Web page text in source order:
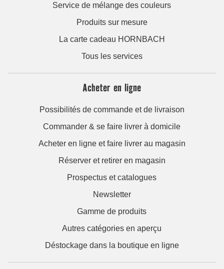
Service de mélange des couleurs
Produits sur mesure
La carte cadeau HORNBACH
Tous les services
Acheter en ligne
Possibilités de commande et de livraison
Commander & se faire livrer à domicile
Acheter en ligne et faire livrer au magasin
Réserver et retirer en magasin
Prospectus et catalogues
Newsletter
Gamme de produits
Autres catégories en aperçu
Déstockage dans la boutique en ligne